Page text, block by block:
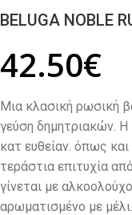
BELUGA NOBLE
42.50€
Μια κλασική ρωσική
γεύση δημητριακών. Η
κατ ευθείαν. όπως
τεράστια επιτυχία
γίνεται με
αρωματισμένο με μέλι.